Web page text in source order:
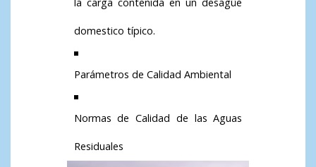
domestico típico.
Parámetros de Calidad Ambiental
Normas de Calidad de las Aguas
Residuales